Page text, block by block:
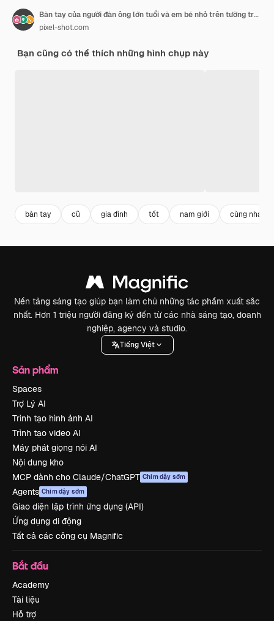
Bàn tay của người đàn ông lớn tuổi và em bé nhỏ trên tường trắng
pixel-shot.com
Bạn cũng có thể thích những hình chụp này
bàn tay cũ gia đình tốt nam giới cùng nhau
Nền tảng sáng tạo giúp bạn làm chủ những tác phẩm xuất sắc
nhất. Hơn 1 triệu người đăng ký đến từ các nhà sáng tạo, doanh
nghiệp, agency và studio.
Tiếng Việt
Sản phẩm
Spaces
Trợ Lý AI
Trình tạo hình ảnh AI
Trình tạo video AI
Máy phát giọng nói AI
Nội dung kho
MCP dành cho Claude/ChatGPT Chim dậy sớm
Agents Chim dậy sớm
Giao diện lập trình ứng dụng (API)
Ứng dụng di động
Tất cả các công cụ Magnific
Bắt đầu
Academy
Tài liệu
Hỗ trợ